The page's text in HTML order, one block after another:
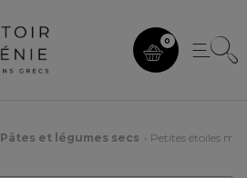
0
Pâtes et légumes secs Petites étoiles